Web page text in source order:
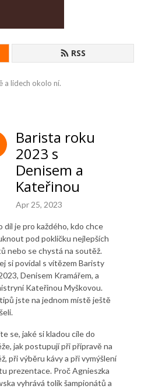
RSS
a lidech okolo ní.
Barista roku
2023 s
Denisem a
Kateřinou
Apr 25, 2023
díl je pro každého, kdo chce
pod pokličku nejlepších
nebo se chystá na soutěž.
si povídal s vítězem Baristy
Denisem Kramářem, a
Kateřinou Myškovou.
jste na jednom místě ještě
se, jaké si kladou cíle do
jak postupují při přípravě na
při výběru kávy a při vymýšlení
prezentace. Proč Agnieszka
vyhrává tolik šampionátů a